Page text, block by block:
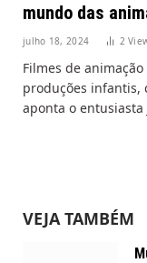
mundo das
julho 18, 2024 2
Filmes de
produções infantis,
aponta o entusiasta
VEJA TAMBÉM